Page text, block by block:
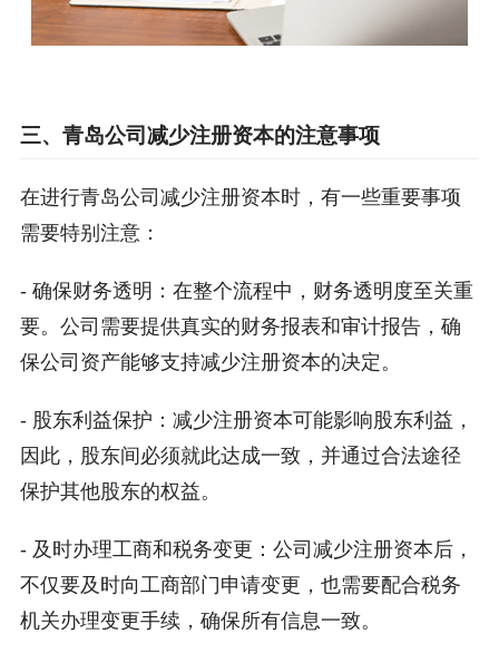
三、青岛公司减少注册资本的注意事项
在进行青岛公司减少注册资本时，有一些重要事项
需要特别注意：
- 确保财务透明：在整个流程中，财务透明度至关重
要。公司需要提供真实的财务报表和审计报告，确
保公司资产能够支持减少注册资本的决定。
- 股东利益保护：减少注册资本可能影响股东利益，
因此，股东间必须就此达成一致，并通过合法途径
保护其他股东的权益。
- 及时办理工商和税务变更：公司减少注册资本后，
不仅要及时向工商部门申请变更，也需要配合税务
机关办理变更手续，确保所有信息一致。